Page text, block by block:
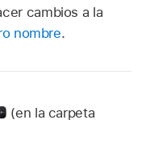
cambios a la
nombre.
(en la carpeta